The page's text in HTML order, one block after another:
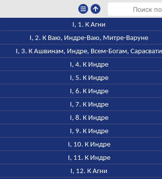
I, 1. К Агни
I, 2. К Ваю, Индре-Ваю, Митре-Варуне
I, 3. К Ашвинам, Индре, Всем-Богам, Сарасвати
I, 4. К Индре
I, 5. К Индре
I, 6. К Индре
I, 7. К Индре
I, 8. К Индре
I, 9. К Индре
I, 10. К Индре
I, 11. К Индре
I, 12. К Агни